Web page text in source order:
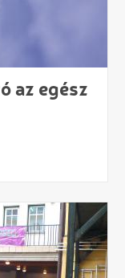
az egész